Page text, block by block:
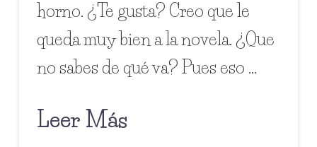
horno. ¿Te gusta? Creo que le
queda muy bien a la novela. ¿Que
no sabes de qué va? Pues eso …
Leer Más